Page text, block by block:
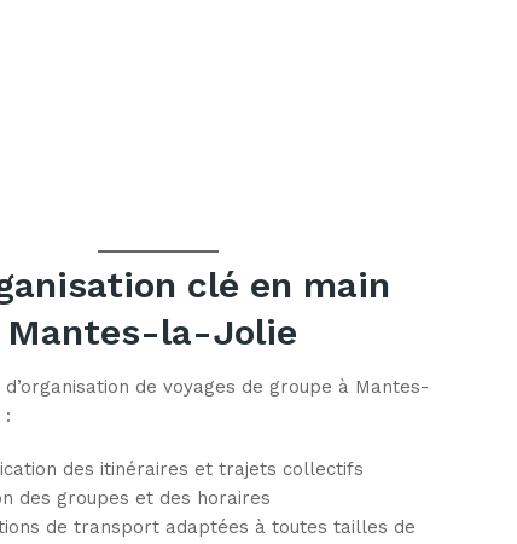
clé en main
Mantes-la-Jolie
de voyages de groupe à Mantes-
:
des itinéraires et trajets collectifs
des groupes et des horaires
de transport adaptées à toutes tailles de